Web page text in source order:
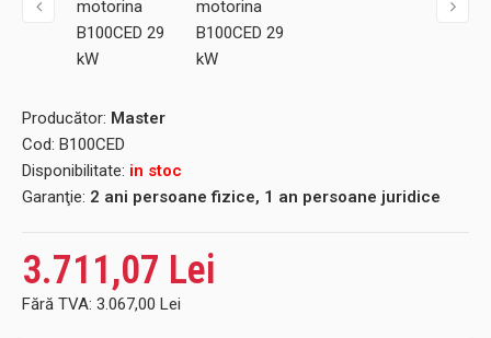
Producător: Master
Cod: B100CED
Disponibilitate: in stoc
Garanţie: 2 ani persoane fizice, 1 an persoane juridice
3.711,07 Lei
Fără TVA: 3.067,00 Lei